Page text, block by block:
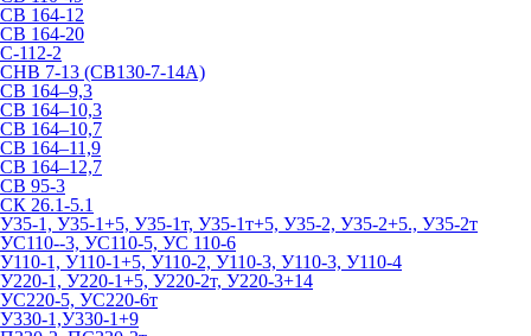
СВ 164-12
СВ 164-20
С-112-2
СНВ 7-13 (СВ130-7-14А)
СВ 164–9,3
СВ 164–10,3
СВ 164–10,7
СВ 164–11,9
СВ 164–12,7
СВ 95-3
СК 26.1-5.1
У35-1, У35-1+5, У35-1т, У35-1т+5, У35-2, У35-2+5., У35-2т
УС110--3, УС110-5, УС 110-6
У110-1, У110-1+5, У110-2, У110-3, У110-3, У110-4
У220-1, У220-1+5, У220-2т, У220-3+14
УС220-5, УС220-6т
У330-1,У330-1+9